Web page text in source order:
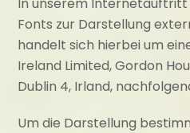
Fonts zur Darstellung
handelt sich hierbei um
Ireland Limited, Gordon
Dublin 4, Irland,
Um die Darstellung